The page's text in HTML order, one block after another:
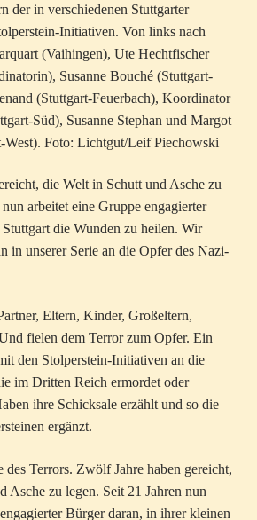
der in verschiedenen Stuttgarter
Initiativen. Von links nach
(Vaihingen), Ute Hechtfischer
Susanne Bouché (Stuttgart-
(Stuttgart-Feuerbach), Koordinator
Süd), Susanne Stephan und Margot
West). Foto: Lichtgut/Leif Piechowski
die Welt in Schutt und Asche zu
arbeitet eine Gruppe engagierter
die Wunden zu heilen. Wir
in unserer Serie an die Opfer des Nazi-
Eltern, Kinder, Großeltern,
fielen dem Terror zum Opfer. Ein
den Stolperstein-Initiativen an die
im Dritten Reich ermordet oder
ihre Schicksale erzählt und so die
ergänzt.
des Terrors. Zwölf Jahre haben gereicht,
Asche zu legen. Seit 21 Jahren nun
Bürger daran, in ihrer kleinen